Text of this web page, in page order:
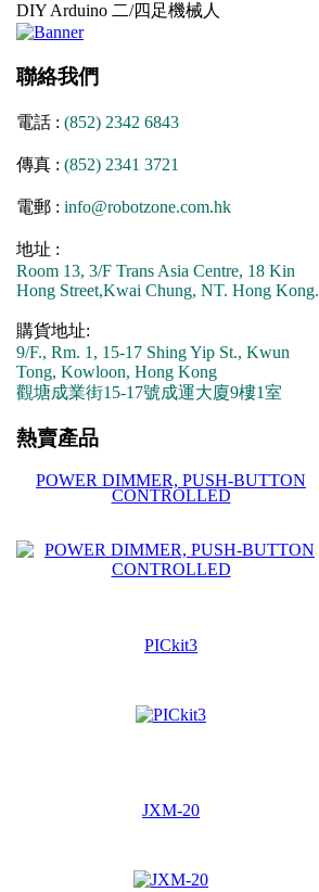
DIY Arduino 二/四足機械人
聯絡我們
電話 : (852) 2342 6843
傳真 : (852) 2341 3721
電郵 : info@robotzone.com.hk
地址 :
Room 13, 3/F Trans Asia Centre, 18 Kin
Hong Street,Kwai Chung, NT. Hong Kong.
購貨地址:
9/F., Rm. 1, 15-17 Shing Yip St., Kwun
Tong, Kowloon, Hong Kong
觀塘成業街15-17號成運大廈9樓1室
熱賣產品
POWER DIMMER, PUSH-BUTTON
CONTROLLED
PICkit3
JXM-20